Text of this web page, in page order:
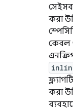
সেইসব
করা
কেবল
করা